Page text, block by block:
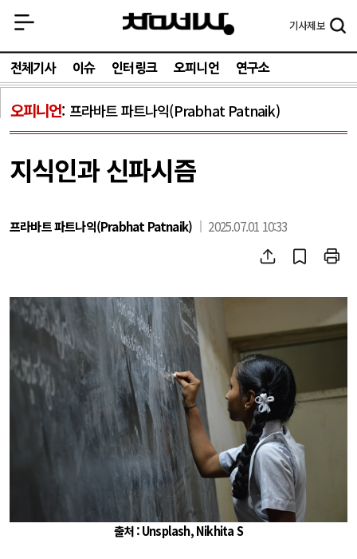
기사제보
전체기사 이슈 인터링크 오피니언 연구소
오피니언 프라바트 파트나익(Prabhat Patnaik)
지식인과 신파시즘
프라바트 파트나익(Prabhat Patnaik) 2025.07.01 10:33
출처 : Unsplash, Nikhita S